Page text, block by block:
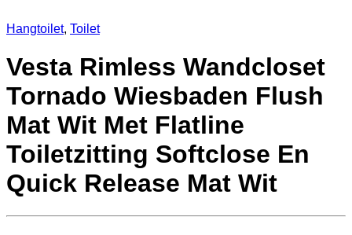
Hangtoilet, Toilet
Vesta Rimless Wandcloset
Tornado Wiesbaden Flush
Mat Wit Met Flatline
Toiletzitting Softclose En
Quick Release Mat Wit